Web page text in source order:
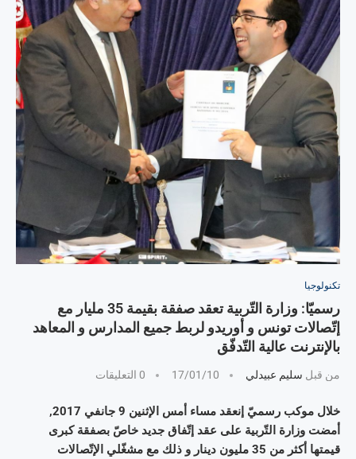
تكنولوجيا
رسميّا: وزارة التّربية تعقد صفقة بقيمة 35 مليار مع
إتّصالات تونس و أوريدو لربط جميع المدارس و المعاهد
بالإنترنت عالية التّدفّق
من قبل سليم عبيدلي 17/01/10 0 التعليقات
خلال موكب رسميّ إنعقد مساء أمس الإثنين 9 جانفي 2017,
أمضت وزارة التّربية على عقد إتّفاق جديد خاصّ بصفقة كبرى
قيمتها أكثر من 35 مليون دينار و ذلك مع مشغّلي الإتّصالات